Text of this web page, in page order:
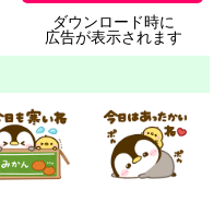
ダウンロード時に
広告が表示されます